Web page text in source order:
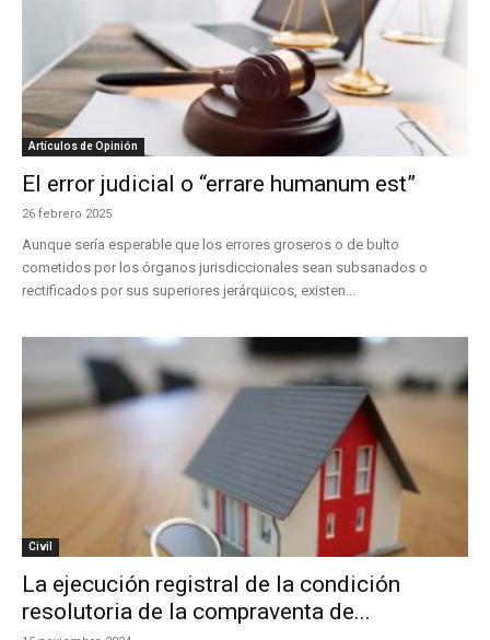
Artículos de Opinión
El error judicial o “errare humanum est”
26 febrero 2025
Aunque sería esperable que los errores groseros o de bulto
cometidos por los órganos jurisdiccionales sean subsanados o
rectificados por sus superiores jerárquicos, existen...
Civil
La ejecución registral de la condición
resolutoria de la compraventa de...